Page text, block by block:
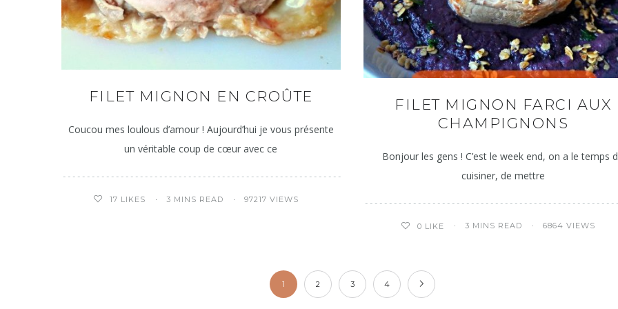
FILET MIGNON EN CROÛTE
Coucou mes loulous d’amour ! Aujourd’hui je vous présente
un véritable coup de cœur avec ce
17 LIKES 3 MINS READ 97217 VIEWS
FILET MIGNON FARCI AUX
CHAMPIGNONS
Bonjour les gens ! C’est le week end, on a le temps
cuisiner, de mettre
0 LIKE 3 MINS READ 6864 VIEWS
1 2 3 4